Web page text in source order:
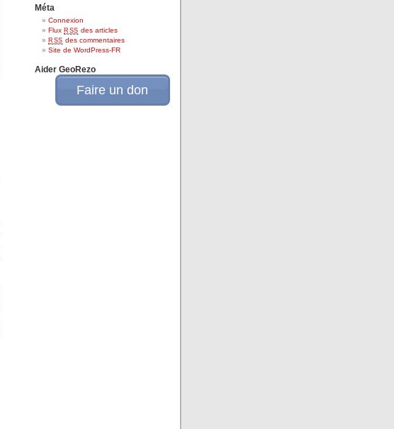
Méta
Connexion
Flux RSS des articles
RSS des commentaires
Site de WordPress-FR
Aider GeoRezo
Faire un don